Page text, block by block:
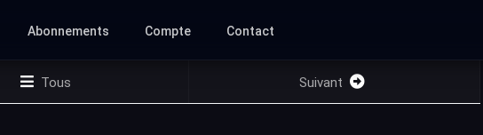
Abonnements Compte Contact
Tous Suivant